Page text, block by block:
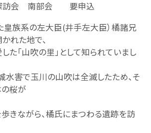
訪会 南部会 要申込
皇族系の左大臣(井手左大臣）橘諸兄
れた地で、
た「山吹の里」として知られていまし
水害で玉川の山吹は全滅したため、そ
桜が
きながら、橘氏にまつわる遺跡を訪